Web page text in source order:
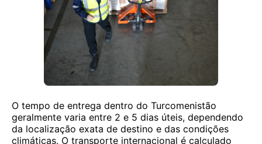
O tempo de entrega dentro do Turcomenistão
geralmente varia entre 2 e 5 dias úteis, dependendo
da localização exata de destino e das condições
climáticas. O transporte internacional é calculado